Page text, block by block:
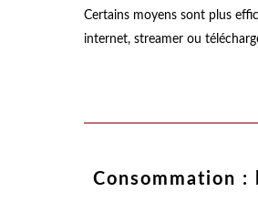
Certains moyens sont plus
internet, streamer ou
Consommation